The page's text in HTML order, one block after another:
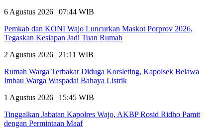
6 Agustus 2026 | 07:44 WIB
Pemkab dan KONI Wajo Luncurkan Maskot Porprov 2026,
Tegaskan Kesiapan Jadi Tuan Rumah
2 Agustus 2026 | 21:11 WIB
Rumah Warga Terbakar Diduga Korsleting, Kapolsek Belawa
Imbau Warga Waspadai Bahaya Listrik
1 Agustus 2026 | 15:45 WIB
Tinggalkan Jabatan Kapolres Wajo, AKBP Rosid Ridho Pamit
dengan Permintaan Maaf